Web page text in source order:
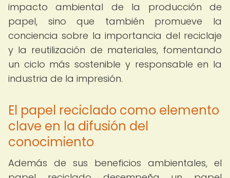
impacto ambiental de la producción de
papel, sino que también promueve la
conciencia sobre la importancia del reciclaje
y la reutilización de materiales, fomentando
un ciclo más sostenible y responsable en la
industria de la impresión.
El papel reciclado como elemento
clave en la difusión del
conocimiento
Además de sus beneficios ambientales, el